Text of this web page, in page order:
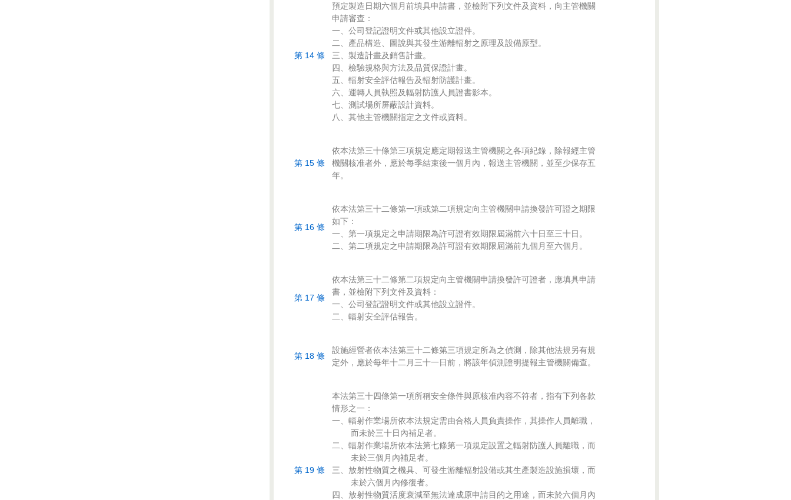
第 14 條
預定製造日期六個月前填具申請書，並檢附下列文件及資料，向主管機關
申請審查：
一、公司登記證明文件或其他設立證件。
二、產品構造、圖說與其發生游離輻射之原理及設備原型。
三、製造計畫及銷售計畫。
四、檢驗規格與方法及品質保證計畫。
五、輻射安全評估報告及輻射防護計畫。
六、運轉人員執照及輻射防護人員證書影本。
七、測試場所屏蔽設計資料。
第 15 條
依本法第三十條第三項規定應定期報送主管機關之各項紀錄，除報經主管
機關核准者外，應於每季結束後一個月內，報送主管機關，並至少保存五
第 16 條
依本法第三十二條第一項或第二項規定向主管機關申請換發許可證之期限
如下：
一、第一項規定之申請期限為許可證有效期限屆滿前六十日至三十日。
第 17 條
依本法第三十二條第二項規定向主管機關申請換發許可證者，應填具申請
書，並檢附下列文件及資料：
一、公司登記證明文件或其他設立證件。
第 18 條
設施經營者依本法第三十二條第三項規定所為之偵測，除其他法規另有規
第 19 條
本法第三十四條第一項所稱安全條件與原核准內容不符者，指有下列各款
情形之一：
一、輻射作業場所依本法規定需由合格人員負責操作，其操作人員離職，
    而未於三十日內補足者。
二、輻射作業場所依本法第七條第一項規定設置之輻射防護人員離職，而
    未於三個月內補足者。
三、放射性物質之機具、可發生游離輻射設備或其生產製造設施損壞，而
    未於六個月內修復者。
四、放射性物質活度衰減至無法達成原申請目的之用途，而未於六個月內